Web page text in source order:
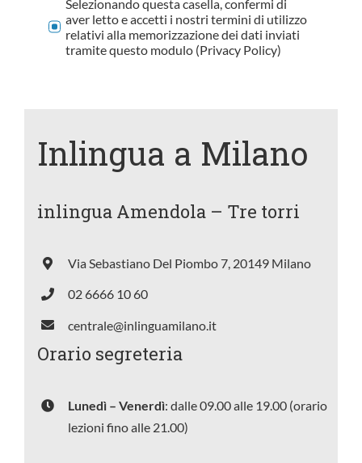
Selezionando questa casella, confermi di
aver letto e accetti i nostri termini di utilizzo
relativi alla memorizzazione dei dati inviati
tramite questo modulo (Privacy Policy)
Inlingua a Milano
inlingua Amendola – Tre torri
Via Sebastiano Del Piombo 7, 20149 Milano
02 6666 10 60
centrale@inlinguamilano.it
Orario segreteria
Lunedì – Venerdì: dalle 09.00 alle 19.00 (orario
lezioni fino alle 21.00)